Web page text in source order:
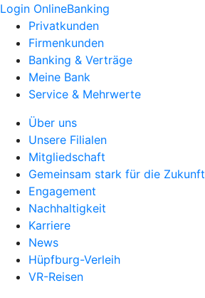
Login OnlineBanking
Privatkunden
Firmenkunden
Banking & Verträge
Meine Bank
Service & Mehrwerte
Über uns
Unsere Filialen
Mitgliedschaft
Gemeinsam stark für die Zukunft
Engagement
Nachhaltigkeit
Karriere
News
Hüpfburg-Verleih
VR-Reisen